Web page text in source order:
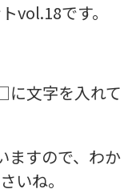
vol.18です。
に文字を入れて
ますので、わか
いね。